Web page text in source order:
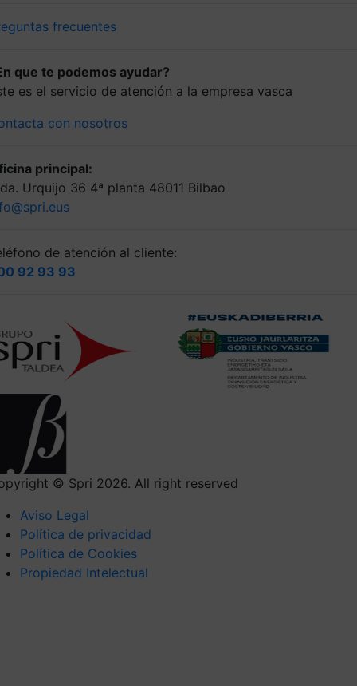
frecuentes
que te podemos ayudar?
es el servicio de atención a la empresa vasca
con nosotros
principal:
Urquijo 36 4ª planta 48011 Bilbao
de atención al cliente:
92 93 93
© Spri 2026. All right reserved
Aviso Legal
Política de privacidad
Política de Cookies
Propiedad Intelectual